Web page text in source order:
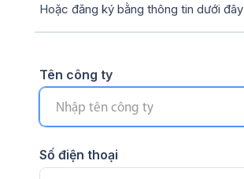
Hoặc đăng ký bằng thông tin dưới đây
Tên công ty
Số điện thoại